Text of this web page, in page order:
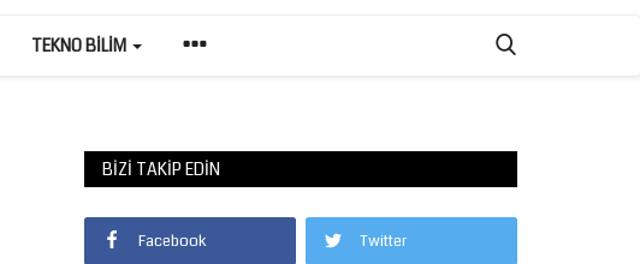
TEKNO BILIM
BIZI TAKIP EDIN
Facebook Twitter